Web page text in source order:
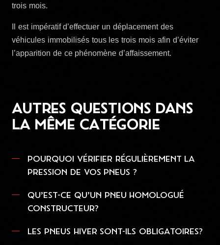
trois mois.
Il est impératif d’effectuer un déplacement des
véhicules immobilisés tous les trois mois afin d’éviter
l’apparition de ce phénomène d’affaissement.
AUTRES QUESTIONS DANS
LA MÊME CATÉGORIE
POURQUOI VÉRIFIER RÉGULIÈREMENT LA
PRESSION DE VOS PNEUS ?
QU’EST-CE QU’UN PNEU HOMOLOGUÉ
CONSTRUCTEUR?
LES PNEUS HIVER SONT-ILS OBLIGATOIRES?